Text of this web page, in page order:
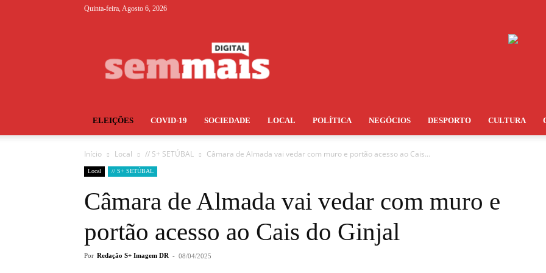
Quinta-feira, Agosto 6, 2026
ELEIÇÕES COVID-19 SOCIEDADE LOCAL POLÍTICA NEGÓCIOS DESPORTO CULTURA
Início Local // S+ SETÚBAL Câmara de Almada vai vedar com muro e portão acesso ao Cais...
Local // S+ SETÚBAL
Câmara de Almada vai vedar com muro e
portão acesso ao Cais do Ginjal
Por Redação S+ Imagem DR - 08/04/2025